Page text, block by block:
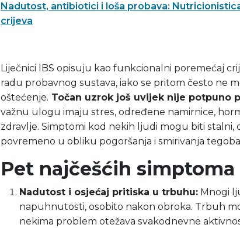
Nadutost, antibiotici i loša probava:
crijeva
Liječnici IBS opisuju kao funkcionalni poremećaj
radu probavnog sustava, iako se pritom često ne
oštećenje. Točan uzrok još uvijek nije potpuno
važnu ulogu imaju stres, određene namirnice,
zdravlje. Simptomi kod nekih ljudi mogu biti stalni,
povremeno u obliku pogoršanja i smirivanja
Pet najčešćih simptoma
Nadutost i osjećaj pritiska u trbuhu: Mnogi
napuhnutosti, osobito nakon obroka. Trbuh
nekima problem otežava svakodnevne